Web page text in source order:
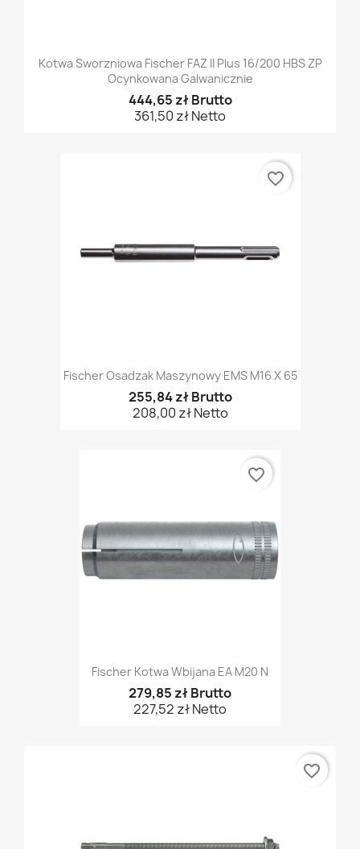
Kotwa Sworzniowa Fischer FAZ II Plus 16/200 HBS ZP
Ocynkowana Galwanicznie
444,65 zł Brutto
361,50 zł Netto
Fischer Osadzak Maszynowy EMS M16 X 65
255,84 zł Brutto
208,00 zł Netto
favorite_border
Fischer Kotwa Wbijana EA M20 N
279,85 zł Brutto
227,52 zł Netto
favorite_border
favorite_border